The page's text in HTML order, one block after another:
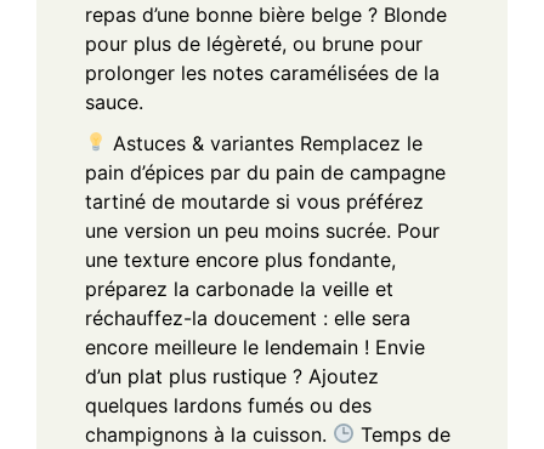
repas d’une bonne bière belge ? Blonde
pour plus de légèreté, ou brune pour
prolonger les notes caramélisées de la
sauce.
Astuces & variantes Remplacez le
pain d’épices par du pain de campagne
tartiné de moutarde si vous préférez
une version un peu moins sucrée. Pour
une texture encore plus fondante,
préparez la carbonade la veille et
réchauffez-la doucement : elle sera
encore meilleure le lendemain ! Envie
d’un plat plus rustique ? Ajoutez
quelques lardons fumés ou des
champignons à la cuisson.
Temps de